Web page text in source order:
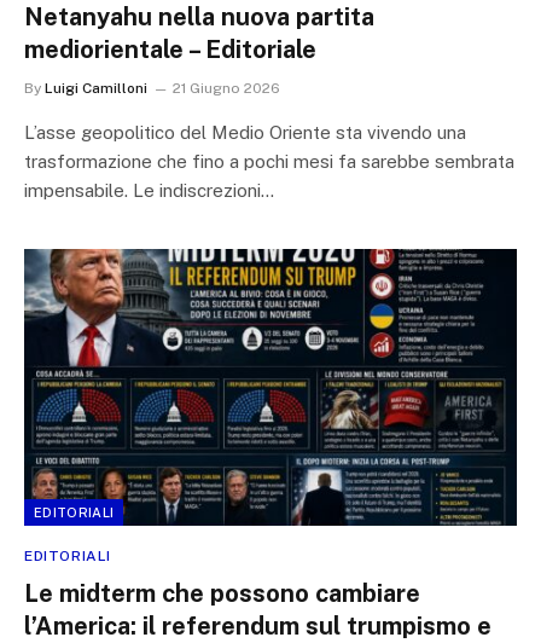
Netanyahu nella nuova partita
mediorientale – Editoriale
By Luigi Camilloni 21 Giugno 2026
L’asse geopolitico del Medio Oriente sta vivendo una
trasformazione che fino a pochi mesi fa sarebbe sembrata
impensabile. Le indiscrezioni…
EDITORIALI
EDITORIALI
Le midterm che possono cambiare
l’America: il referendum sul trumpismo e